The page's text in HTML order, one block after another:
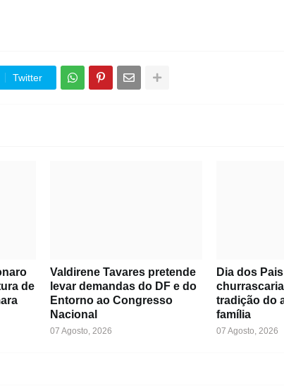
Twitter
de
Valdirene Tavares pretende
levar demandas do DF e do
Entorno ao Congresso
Nacional
07 Agosto, 2026
Dia dos
tradição do
família
07 Agosto, 2026